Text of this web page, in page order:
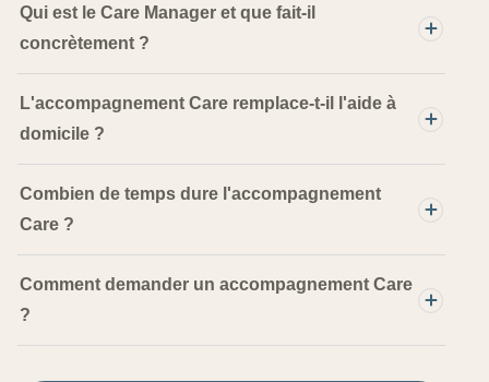
Qui est le Care Manager et que fait-il
concrètement ?
L'accompagnement Care remplace-t-il l'aide à
domicile ?
Combien de temps dure l'accompagnement
Care ?
Comment demander un accompagnement Care
?